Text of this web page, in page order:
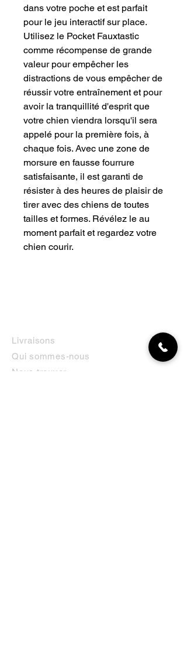
dans votre poche et est parfait
pour le jeu interactif sur place.
Utilisez le Pocket Fauxtastic
comme récompense de grande
valeur pour empêcher les
distractions de vous empêcher de
réussir votre entraînement et pour
avoir la tranquillité d'esprit que
votre chien viendra lorsqu'il sera
appelé pour la première fois, à
chaque fois. Avec une zone de
morsure en fausse fourrure
satisfaisante, il est garanti de
résister à des heures de plaisir de
tirer avec des chiens de toutes
tailles et formes. Révélez le au
moment parfait et regardez votre
chien courir.
Livraisons
Qui sommes-nous
Nous trouver